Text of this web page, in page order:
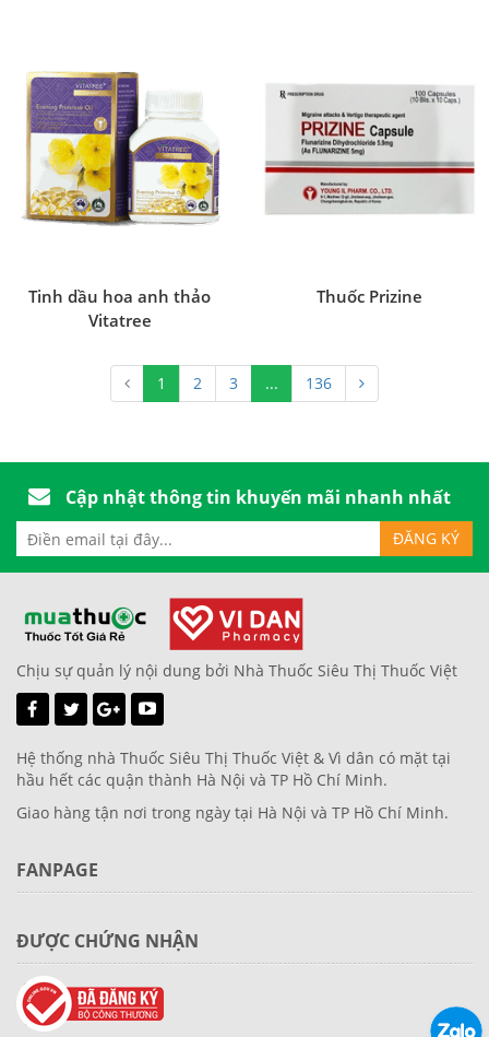
Tinh dầu hoa anh thảo
Vitatree
Thuốc Prizine
1 2 3 ... 136
Cập nhật thông tin khuyến mãi nhanh nhất
Chịu sự quản lý nội dung bởi Nhà Thuốc Siêu Thị Thuốc Việt
Hệ thống nhà Thuốc Siêu Thị Thuốc Việt & Vì dân có mặt tại
hầu hết các quận thành Hà Nội và TP Hồ Chí Minh.
Giao hàng tận nơi trong ngày tại Hà Nội và TP Hồ Chí Minh.
FANPAGE
ĐƯỢC CHỨNG NHẬN